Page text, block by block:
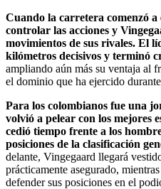
Cuando la carretera comenzó
controlar las acciones y
movimientos de sus rivales. El
kilómetros decisivos y terminó
ampliando aún más su ventaja al
el dominio que ha ejercido
Para los colombianos fue una
volvió a pelear con los mejores
cedió tiempo frente a los
posiciones de la clasificación
delante, Vingegaard llegará
prácticamente asegurado,
defender sus posiciones en el